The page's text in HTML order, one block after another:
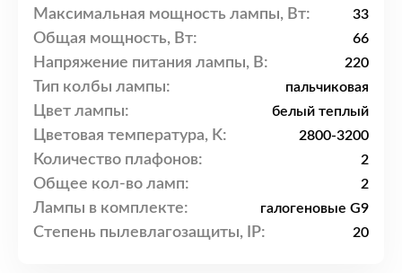
Максимальная мощность лампы, Вт: 33
Общая мощность, Вт: 66
Напряжение питания лампы, В: 220
Тип колбы лампы: пальчиковая
Цвет лампы: белый теплый
Цветовая температура, K: 2800-3200
Количество плафонов: 2
Общее кол-во ламп: 2
Лампы в комплекте: галогеновые G9
Степень пылевлагозащиты, IP: 20